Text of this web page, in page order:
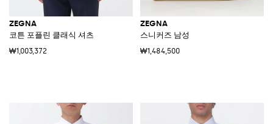
ZEGNA
코튼 포플린 클래식 셔츠
₩1,003,372
ZEGNA
스니커즈 남성
₩1,484,500